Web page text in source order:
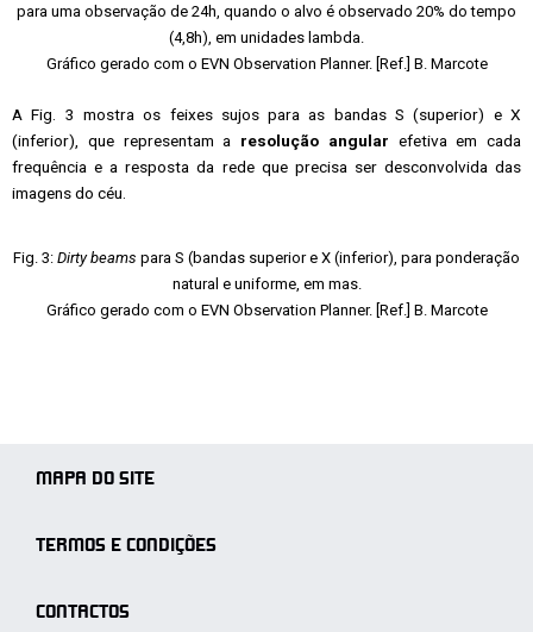
para uma observação de 24h, quando o alvo é observado 20% do tempo
(4,8h), em unidades lambda.
Gráfico gerado com o EVN Observation Planner. [Ref.] B. Marcote
A Fig. 3 mostra os feixes sujos para as bandas S (superior) e X
(inferior), que representam a resolução angular efetiva em cada
frequência e a resposta da rede que precisa ser desconvolvida das
imagens do céu.
Fig. 3: Dirty beams para S (bandas superior e X (inferior), para ponderação
natural e uniforme, em mas.
Gráfico gerado com o EVN Observation Planner. [Ref.] B. Marcote
MAPA DO SITE
TERMOS E CONDIÇÕES
CONTACTOS